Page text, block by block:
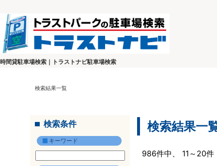
時間貸駐車場検索｜トラストナビ駐車場検索
検索結果一覧
検索条件
キーワード
検索結果一
986件中、 11～20